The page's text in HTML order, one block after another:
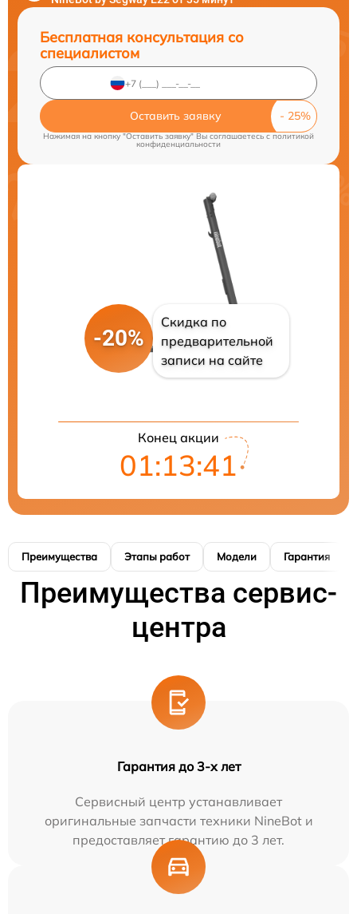
Бесплатная консультация со
специалистом
Оставить заявку
Нажимая на кнопку "Оставить заявку" Вы соглашаетесь c политикой
конфиденциальности
-20%
Скидка по
предварительной
записи на сайте
Конец акции
01:13:40
Преимущества Этапы работ Модели Гарантия
Преимущества сервис-
центра
Гарантия до 3-х лет
Сервисный центр устанавливает
оригинальные запчасти техники NineBot и
предоставляет гарантию до 3 лет.